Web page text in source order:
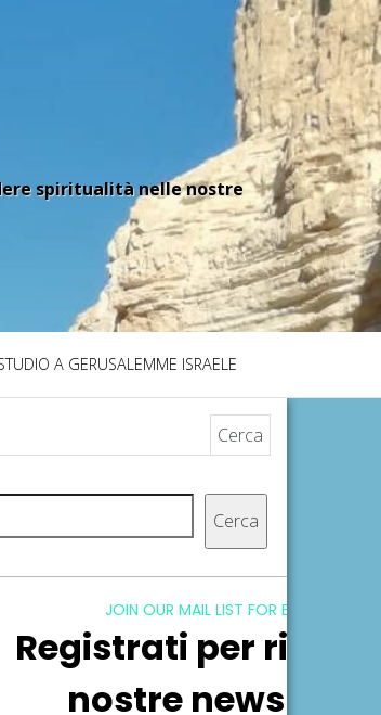
spiritualità nelle nostre
A GERUSALEMME ISRAELE
Cerca
JOIN OUR MAIL LIST FOR EXCLUSIVE
Registrati per
nostre